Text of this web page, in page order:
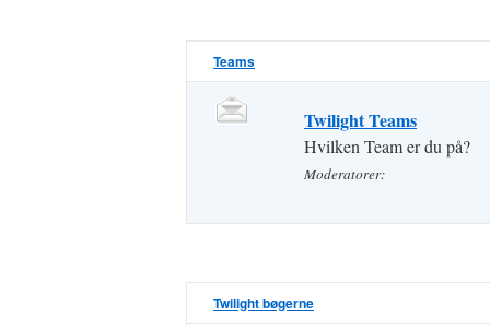
Teams
Twilight Teams
Hvilken Team er du på?
Moderatorer:
Twilight bøgerne